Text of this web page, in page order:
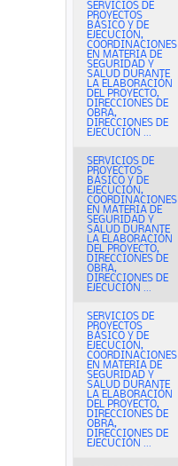
SERVICIOS DE
PROYECTOS
BÁSICO Y DE
EJECUCIÓN,
COORDINACIONES
EN MATERIA DE
SEGURIDAD Y
SALUD DURANTE
LA ELABORACIÓN
DEL PROYECTO,
DIRECCIONES DE
OBRA,
DIRECCIONES DE
EJECUCIÓN ...
SERVICIOS DE
PROYECTOS
BÁSICO Y DE
EJECUCIÓN,
COORDINACIONES
EN MATERIA DE
SEGURIDAD Y
SALUD DURANTE
LA ELABORACIÓN
DEL PROYECTO,
DIRECCIONES DE
OBRA,
DIRECCIONES DE
EJECUCIÓN ...
SERVICIOS DE
PROYECTOS
BÁSICO Y DE
EJECUCIÓN,
COORDINACIONES
EN MATERIA DE
SEGURIDAD Y
SALUD DURANTE
LA ELABORACIÓN
DEL PROYECTO,
DIRECCIONES DE
OBRA,
DIRECCIONES DE
EJECUCIÓN ...